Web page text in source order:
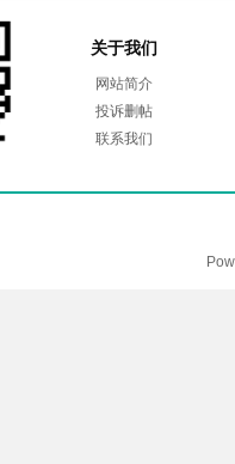
关于我们
网站简介
投诉删帖
联系我们